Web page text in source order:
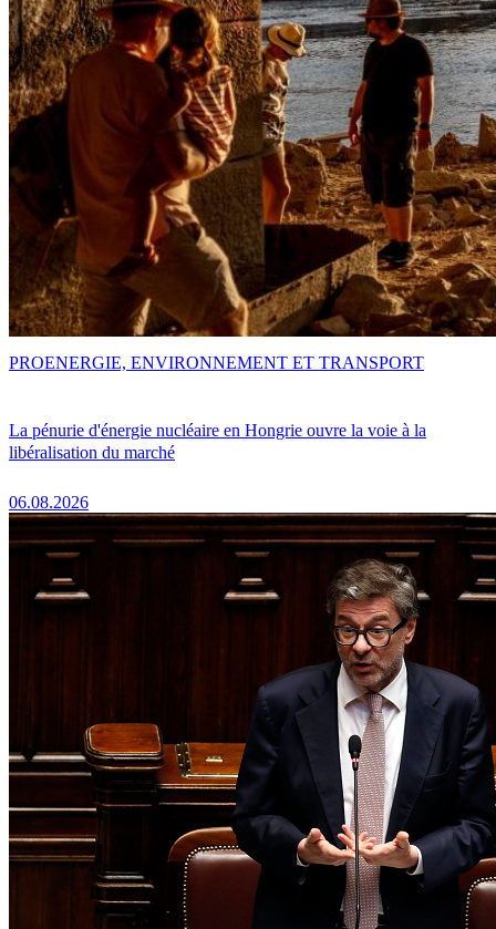
La pénurie d'énergie nucléaire en Hongrie ouvre la voie à la
libéralisation du marché
06.08.2026
PROENERGIE, ENVIRONNEMENT ET TRANSPORT